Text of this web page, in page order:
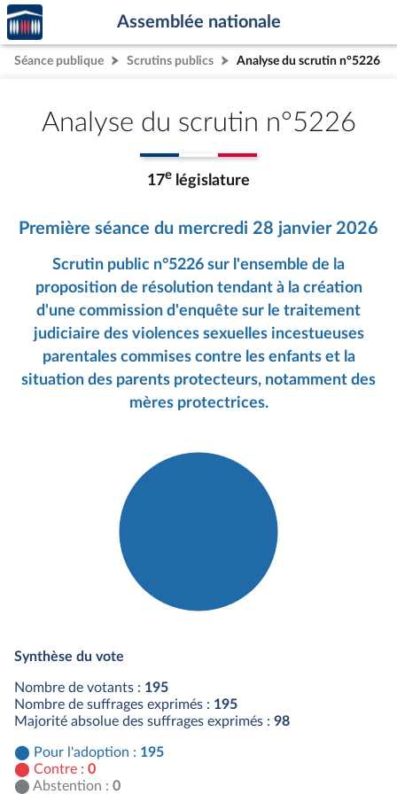
Aller au contenu
Aller en bas de la page
Accèder
à la
page
d'accueil
Assemblée nationale
Séance publique Scrutins publics Analyse du scrutin n°5226
Analyse du scrutin n°5226
17e législature
Première séance du mercredi 28 janvier 2026
Scrutin public n°5226 sur l'ensemble de la
proposition de résolution tendant à la création
d'une commission d'enquête sur le traitement
judiciaire des violences sexuelles incestueuses
parentales commises contre les enfants et la
situation des parents protecteurs, notamment des
mères protectrices.
Synthèse du vote
Nombre de votants : 195
Nombre de suffrages exprimés : 195
Majorité absolue des suffrages exprimés : 98
Pour l'adoption : 195
Contre : 0
Abstention : 0